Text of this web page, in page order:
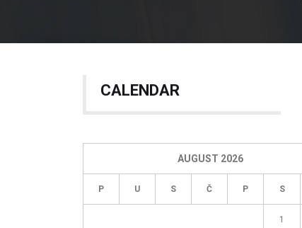
CALENDAR
AUGUST 2026
P U S Č P S
1